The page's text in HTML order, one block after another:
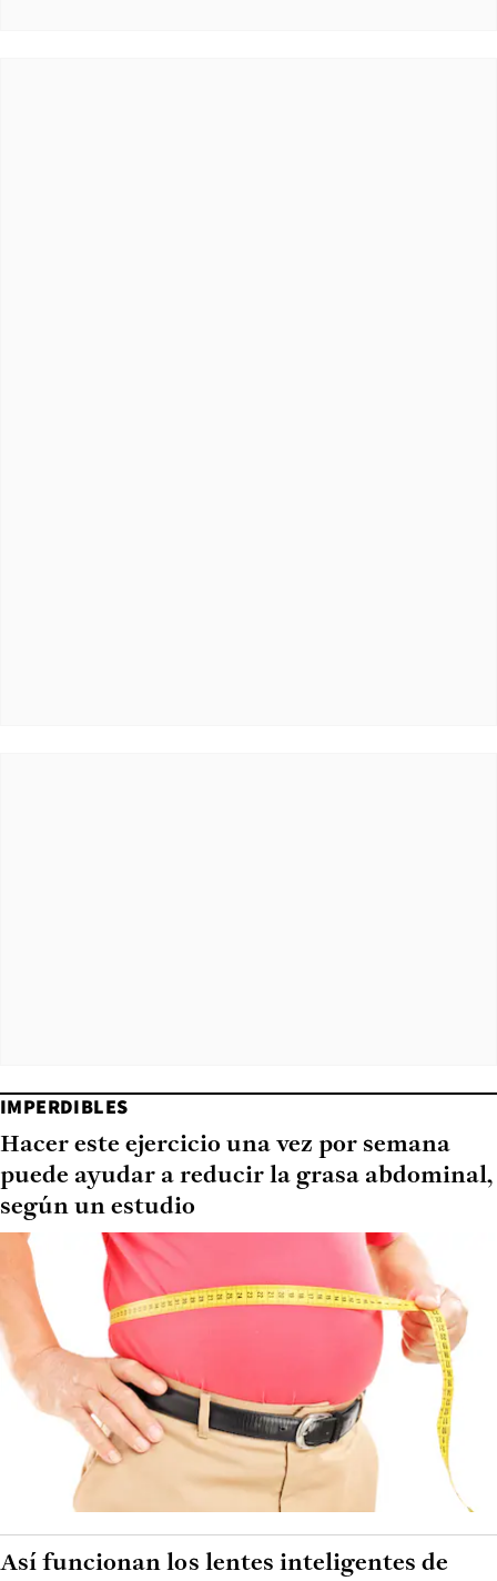
IMPERDIBLES
Hacer este ejercicio una vez por semana
puede ayudar a reducir la grasa abdominal,
según un estudio
Así funcionan los lentes inteligentes de